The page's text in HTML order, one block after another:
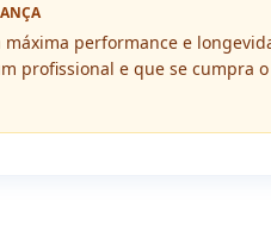
máxima performance e
profissional e que se cumpra